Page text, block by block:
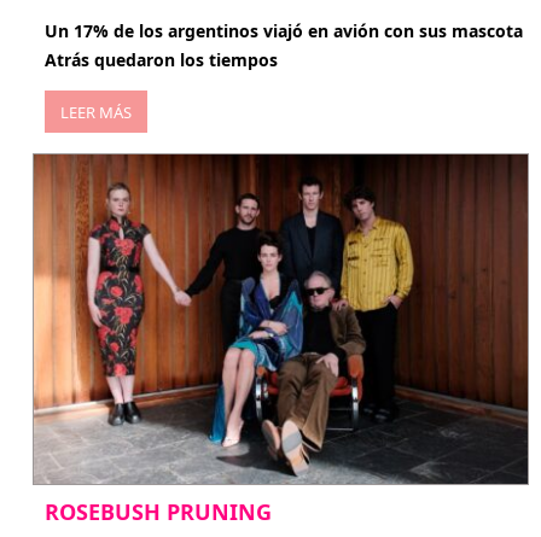
Un 17% de los argentinos viajó en avión con sus mascota
Atrás quedaron los tiempos
LEER MÁS
ROSEBUSH PRUNING